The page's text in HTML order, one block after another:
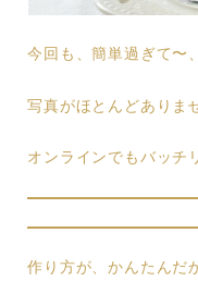
今回も、簡単過ぎて〜、
写真がほとんどありま
オンラインでもバッチ
作り方が、かんたんだ